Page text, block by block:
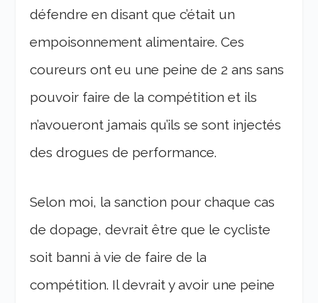
défendre en disant que c’était un
empoisonnement alimentaire. Ces
coureurs ont eu une peine de 2 ans sans
pouvoir faire de la compétition et ils
n’avoueront jamais qu’ils se sont injectés
des drogues de performance.
Selon moi, la sanction pour chaque cas
de dopage, devrait être que le cycliste
soit banni à vie de faire de la
compétition. Il devrait y avoir une peine